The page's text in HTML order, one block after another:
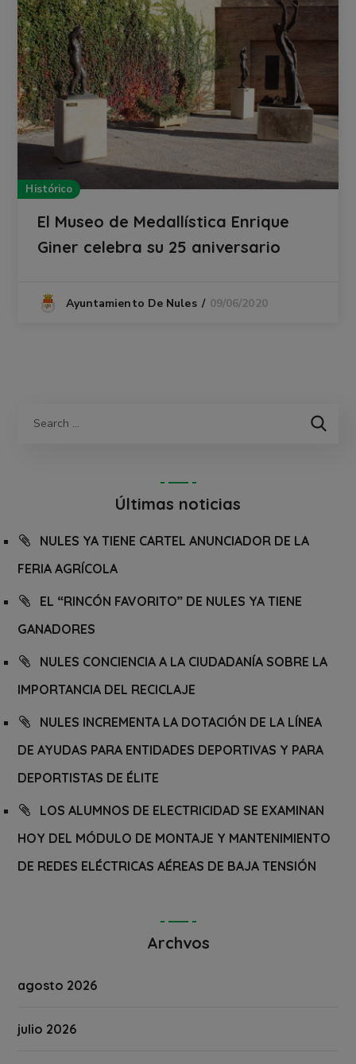
Histórico
El Museo de Medallística Enrique
Giner celebra su 25 aniversario
Ayuntamiento De Nules 09/06/2020
Últimas noticias
NULES YA TIENE CARTEL ANUNCIADOR DE LA
FERIA AGRÍCOLA
EL “RINCÓN FAVORITO” DE NULES YA TIENE
GANADORES
NULES CONCIENCIA A LA CIUDADANÍA SOBRE LA
IMPORTANCIA DEL RECICLAJE
NULES INCREMENTA LA DOTACIÓN DE LA LÍNEA
DE AYUDAS PARA ENTIDADES DEPORTIVAS Y PARA
DEPORTISTAS DE ÉLITE
LOS ALUMNOS DE ELECTRICIDAD SE EXAMINAN
HOY DEL MÓDULO DE MONTAJE Y MANTENIMIENTO
DE REDES ELÉCTRICAS AÉREAS DE BAJA TENSIÓN
Archvos
agosto 2026
julio 2026